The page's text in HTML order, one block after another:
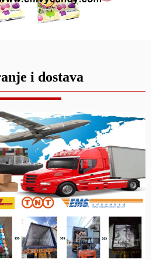
i dostava